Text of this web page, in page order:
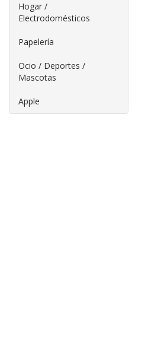
Hogar /
Electrodomésticos
Papelería
Ocio / Deportes /
Mascotas
Apple